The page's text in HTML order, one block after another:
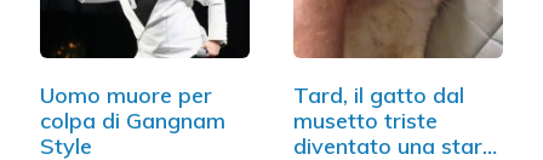
Uomo muore per
colpa di Gangnam
Style
Tard, il gatto dal
musetto triste
diventato una star…